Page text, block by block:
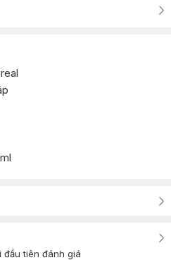
đầu tiên đánh giá